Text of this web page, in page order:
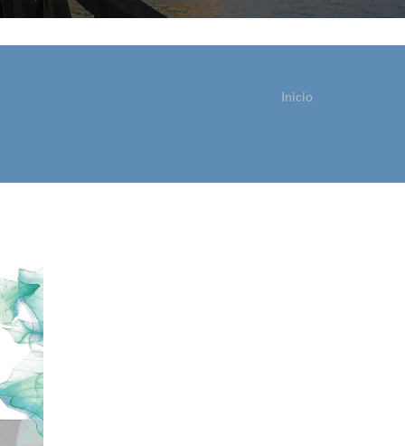
Inicio